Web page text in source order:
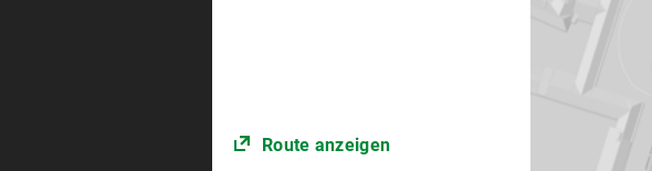
Route anzeigen